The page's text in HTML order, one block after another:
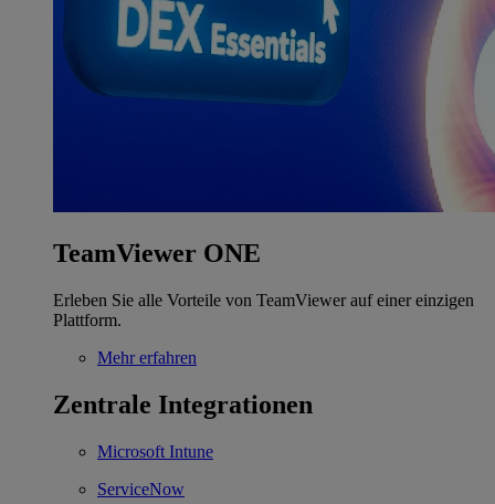
TeamViewer ONE
Erleben Sie alle Vorteile von TeamViewer auf einer einzigen
Plattform.
Mehr erfahren
Zentrale Integrationen
Microsoft Intune
ServiceNow